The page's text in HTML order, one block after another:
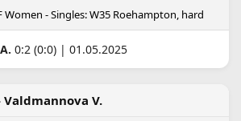
Women - Singles: W35 Roehampton, hard
0:2 (0:0) | 01.05.2025
Valdmannova V.